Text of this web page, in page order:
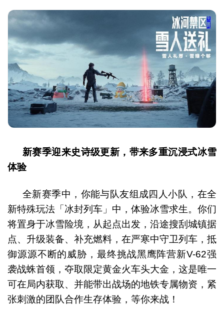
新赛季迎来史诗级更新，带来多重沉浸式冰雪
体验
全新赛季中，你能与队友组成四人小队，在全
新特殊玩法「冰封列车」中，体验冰雪求生。你们
将置身于冰雪险境，从起点出发，沿途搜刮城镇据
点、升级装备、补充燃料，在严寒中守卫列车，抵
御源源不断的威胁，最终挑战黑鹰阵营新V-62强
袭战蛛首领，夺取限定黄金火车头大金，这是唯一
可在局内获取、并能带出战场的地铁专属物资，紧
张刺激的团队合作生存体验，等你来战！